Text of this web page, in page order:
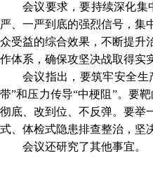
会议要求，要持续深化集
严、一严到底的强烈信号，集
众受益的综合效果，不断提升
作体系，确保攻坚决战取得实
会议指出，要筑牢安全
带”和压力传导“中梗阻”。要
彻底、改到位、不反弹。要举
式、体检式隐患排查整治，坚
会议还研究了其他事宜。